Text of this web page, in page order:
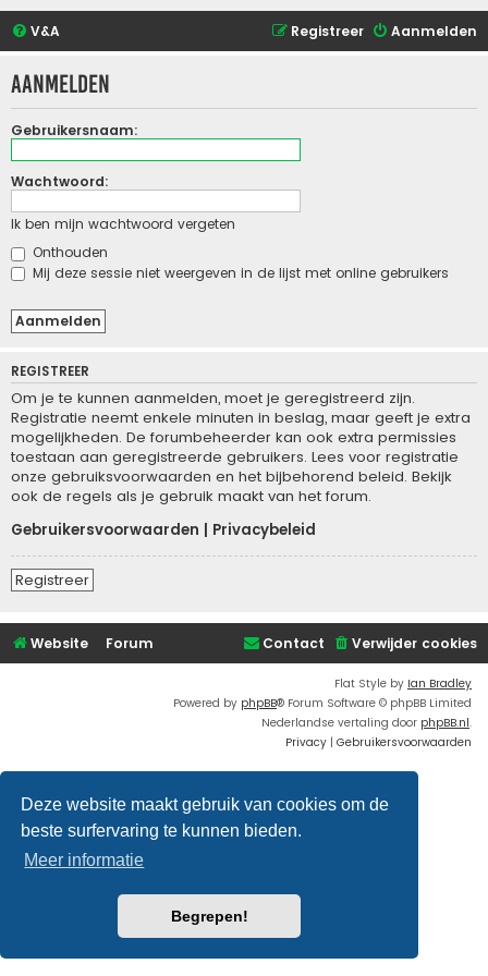
Deze website maakt gebruik van cookies om de
beste surfervaring te kunnen bieden.
Meer informatie
Begrepen!
V&A Aanmelden
Registreer
Aanmelden
Gebruikersnaam:
Wachtwoord:
Ik ben mijn wachtwoord vergeten
Onthouden
Mij deze sessie niet weergeven in de lijst met online gebruikers
REGISTREER
Om je te kunnen aanmelden, moet je geregistreerd zijn.
Registratie neemt enkele minuten in beslag, maar geeft je extra
mogelijkheden. De forumbeheerder kan ook extra permissies
toestaan aan geregistreerde gebruikers. Lees voor registratie
onze gebruiksvoorwaarden en het bijbehorend beleid. Bekijk
ook de regels als je gebruik maakt van het forum.
Gebruikersvoorwaarden
Privacybeleid
Registreer
Website Forum Verwijder cookies
Contact
Flat Style by Ian Bradley
Powered by phpBB® Forum Software © phpBB Limited
Nederlandse vertaling door phpBB.nl.
Privacy | Gebruikersvoorwaarden